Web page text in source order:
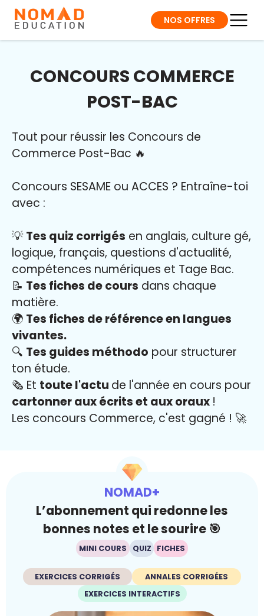
NOS OFFRES
CONCOURS COMMERCE
POST-BAC
Tout pour réussir les Concours de
Commerce Post-Bac 🔥
Concours SESAME ou ACCES ? Entraîne-toi
avec :
💡Tes quiz corrigés en anglais, culture gé,
logique, français, questions d'actualité,
compétences numériques et Tage Bac.
📝 Tes fiches de cours dans chaque
matière.
🌍 Tes fiches de référence en langues
vivantes.
🔍 Tes guides méthodo pour structurer
ton étude.
🗞️ Et toute l'actu de l'année en cours pour
cartonner aux écrits et aux oraux !
Les concours Commerce, c'est gagné ! 🚀
NOMAD+
L’abonnement qui redonne les
bonnes notes et le sourire 🎯
MINI COURS QUIZ FICHES
EXERCICES CORRIGÉS
ANNALES CORRIGÉES
EXERCICES INTERACTIFS